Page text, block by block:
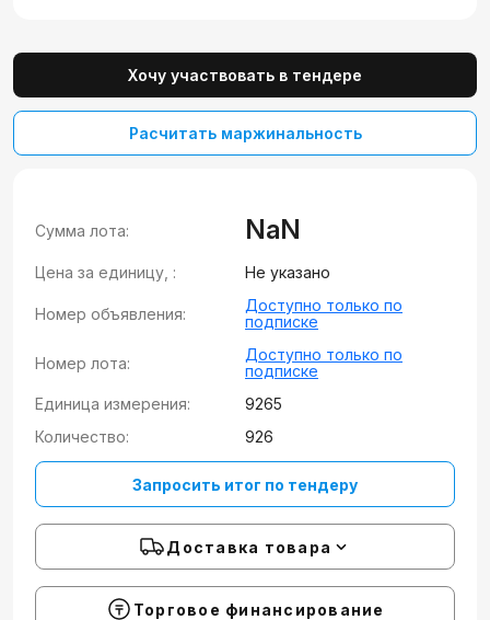
Хочу участвовать в тендере
Расчитать маржинальность
Сумма лота: NaN
Цена за единицу, : Не указано
Номер объявления:
Доступно только по
подписке
Номер лота:
Доступно только по
подписке
Единица измерения:
9265
Количество:
926
Запросить итог по тендеру
Доставка товара
Торговое финансирование